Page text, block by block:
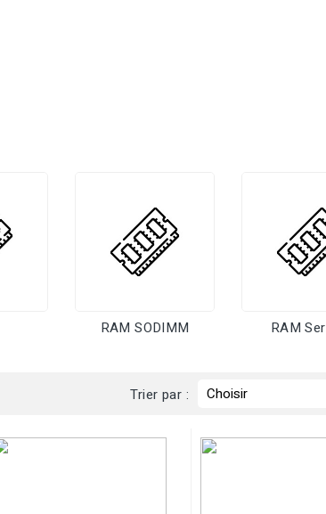
RAM SODIMM RAM
Trier par : Choisir